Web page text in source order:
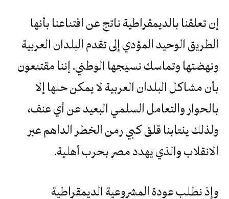
إن تعلقنا بالديمقراطية ناتج عن اقتناعنا بأنها
الطريق الوحيد المؤدي إلى تقدم البلدان العربية
ونهضتها وتماسك نسيجها الوطني. إننا مقتنعون
بأن مشاكل البلدان العربية لا يمكن حلها إلا
بالحوار والتعامل السلمي البعيد عن أي عنف،
ولذلك ينتابنا قلق كبي رمن الخطر الداهم عبر
الانقلاب والذي يهدد مصر بحرب أهلية.
وإذ نطلب عودة المشروعية الديمقراطية